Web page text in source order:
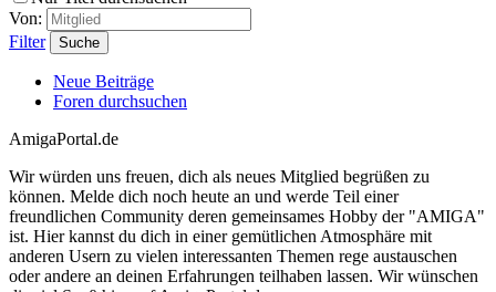
Von:
Filter
Suche
Neue Beiträge
Foren durchsuchen
AmigaPortal.de
Wir würden uns freuen, dich als neues Mitglied begrüßen zu
können. Melde dich noch heute an und werde Teil einer
freundlichen Community deren gemeinsames Hobby der "AMIGA"
ist. Hier kannst du dich in einer gemütlichen Atmosphäre mit
anderen Usern zu vielen interessanten Themen rege austauschen
oder andere an deinen Erfahrungen teilhaben lassen. Wir wünschen